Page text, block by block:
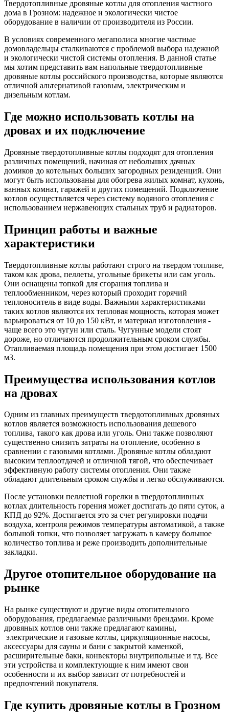
Твердотопливные дровяные котлы для отопления частного
дома в Грозном: надежное и экологически чистое
оборудование в наличии от производителя из России.
В условиях современного мегаполиса многие частные
домовладельцы сталкиваются с проблемой выбора надежной
и экологически чистой системы отопления. В данной статье
мы хотим представить вам напольные твердотопливные
дровяные котлы российского производства, которые являются
отличной альтернативой газовым, электрическим и
дизельным котлам.
Где можно использовать котлы на
дровах и их подключение
Дровяные твердотопливные котлы подходят для отопления
различных помещений, начиная от небольших дачных
домиков до котельных больших загородных резиденций. Они
могут быть использованы для обогрева жилых комнат, кухонь,
ванных комнат, гаражей и других помещений. Подключение
котлов осуществляется через систему водяного отопления с
использованием нержавеющих стальных труб и радиаторов.
Принцип работы и важные
характеристики
Твердотопливные котлы работают строго на твердом топливе,
таком как дрова, пеллеты, угольные брикеты или сам уголь.
Они оснащены топкой для сгорания топлива и
теплообменником, через который проходит горячий
теплоноситель в виде воды. Важными характеристиками
таких котлов являются их тепловая мощность, которая может
варьироваться от 10 до 150 кВт, и материал изготовления -
чаще всего это чугун или сталь. Чугунные модели стоят
дороже, но отличаются продолжительным сроком службы.
Отапливаемая площадь помещения при этом достигает 1500
м3.
Преимущества использования котлов
на дровах
Одним из главных преимуществ твердотопливных дровяных
котлов является возможность использования дешевого
топлива, такого как дрова или уголь. Они также позволяют
существенно снизить затраты на отопление, особенно в
сравнении с газовыми котлами. Дровяные котлы обладают
высоким теплоотдачей и отличной тягой, что обеспечивает
эффективную работу системы отопления. Они также
обладают длительным сроком службы и легко обслуживаются.
После установки пеллетной горелки в твердотопливных
котлах длительность горения может достигать до пяти суток, а
КПД до 92%. Достигается это за счет регулировки подачи
воздуха, контроля режимов температуры автоматикой, а также
большой топки, что позволяет загружать в камеру большое
количество топлива и реже производить дополнительные
закладки.
Другое отопительное оборудование на
рынке
На рынке существуют и другие виды отопительного
оборудования, предлагаемые различными брендами. Кроме
дровяных котлов они также предлагают камины,
электрические и газовые котлы, циркуляционные насосы,
аксессуары для сауны и бани с закрытой каменкой,
расширительные баки, конвекторы внутрипольные и тд. Все
эти устройства и комплектующие к ним имеют свои
особенности и их выбор зависит от потребностей и
предпочтений покупателя.
Где купить дровяные котлы в Грозном